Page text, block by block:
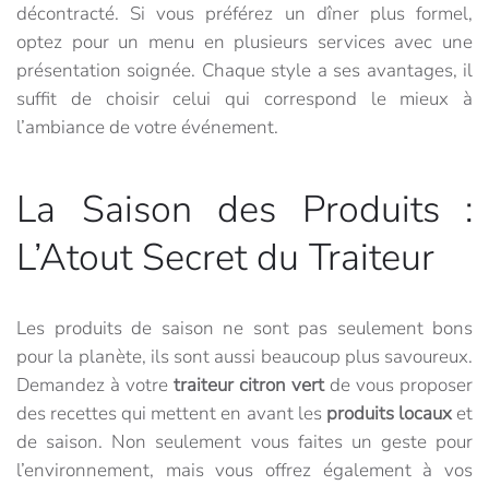
décontracté. Si vous préférez un dîner plus formel,
optez pour un menu en plusieurs services avec une
présentation soignée. Chaque style a ses avantages, il
suffit de choisir celui qui correspond le mieux à
l’ambiance de votre événement.
La Saison des Produits :
L’Atout Secret du Traiteur
Les produits de saison ne sont pas seulement bons
pour la planète, ils sont aussi beaucoup plus savoureux.
Demandez à votre traiteur citron vert de vous proposer
des recettes qui mettent en avant les produits locauxet
de saison. Non seulement vous faites un geste pour
l’environnement, mais vous offrez également à vos